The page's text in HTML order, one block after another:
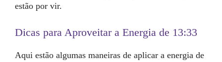
estão por vir.
Dicas para Aproveitar a Energia de 13:33
Aqui estão algumas maneiras de aplicar a energia de